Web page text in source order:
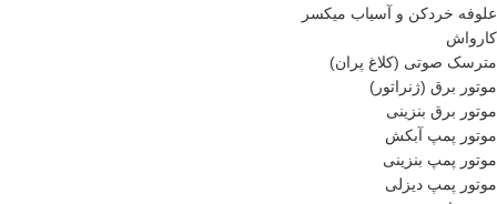
علوفه خردکن و آسیاب میکسر
کارواش
مترسک صوتی (کلاغ پران)
موتور برق (ژنراتور)
موتور برق بنزینی
موتور پمپ آبکش
موتور پمپ بنزینی
موتور پمپ دیزلی